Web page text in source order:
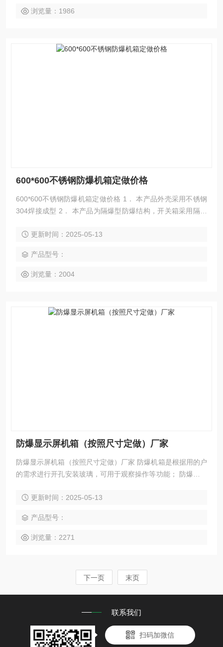
式、数量、规格电压等。
浏览量：1986
600*600不锈钢防爆机箱定做价格
600*600不锈钢防爆机箱定做价格 1． 本产品外壳采用不锈钢
304焊接成型 2． 本产品为隔爆型防爆结构，开关箱采用隔爆
内装高分断小型漏电断路器或塑壳式漏电断路器，通过操作防
更新时间：2025-05-13
产品型号：
浏览量：2004
防爆显示屏机箱（按照尺寸定做）厂家
防爆显示屏机箱（按照尺寸定做）厂家 防爆机箱是根据用的户
的需求进行开孔安装玻璃，可用于观察操作等功能； 防爆机箱
质根据用户需要来定做（腐蚀性场所/粉尘场所）
更新时间：2025-05-13
产品型号：
浏览量：2271
下一页 末页
联系我们
扫码加微信